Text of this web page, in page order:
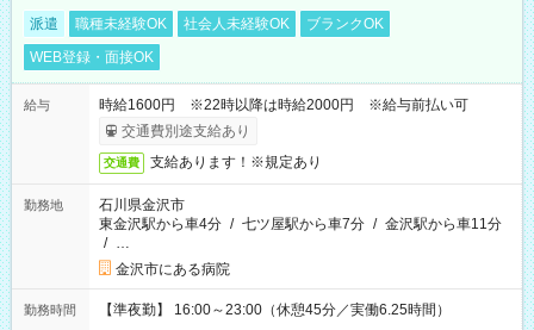
派遣 職種未経験OK 社会人未経験OK
ブランクOK
WEB登録・面接OK
給与
時給1600円 ※22時以降は時給2000円 ※給与前払い可
交通費別途支給あり
交通費 支給あります！※規定あり
勤務地
石川県金沢市
東金沢駅から車4分 / 七ツ屋駅から車7分 / 金沢駅から車11分
/ …
金沢市にある病院
勤務時間 【準夜勤】 16:00～23:00（休憩45分／実働6.25時間）